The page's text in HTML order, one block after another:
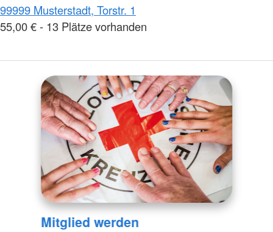
99999 Musterstadt, Torstr. 1
55,00 € - 13 Plätze vorhanden
Mitglied werden